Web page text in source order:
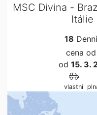
MSC Divina -
Itálie
18
cena od
od 15. 3.
vlastní